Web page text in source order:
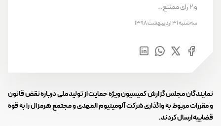
و 2 رای ممتنع…
سه‌شنبه 31 اردیبهشت 1398
نمایندگان مجلس گزارش کمیسیون ویژه حمایت از تولید ملی درباره نقض قانون
و مقررات مربوط به واگذاری شرکت آلومینیوم المهدی و مجتمع هرمزال را به قوه
قضاییه ارسال کردند.